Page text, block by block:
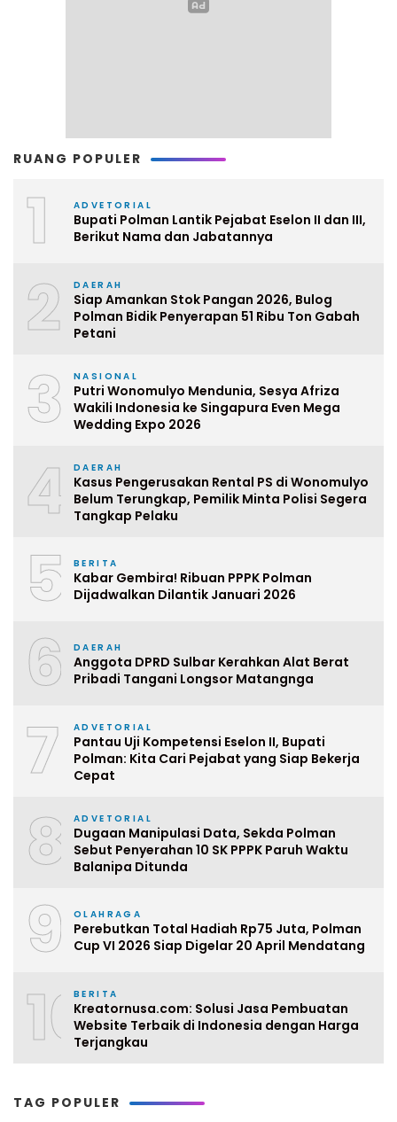
RUANG POPULER
1 ADVETORIAL
Bupati Polman Lantik Pejabat Eselon II dan III,
Berikut Nama dan Jabatannya
2 DAERAH
Siap Amankan Stok Pangan 2026, Bulog
Polman Bidik Penyerapan 51 Ribu Ton Gabah
Petani
3 NASIONAL
Putri Wonomulyo Mendunia, Sesya Afriza
Wakili Indonesia ke Singapura Even Mega
Wedding Expo 2026
4 DAERAH
Kasus Pengerusakan Rental PS di Wonomulyo
Belum Terungkap, Pemilik Minta Polisi Segera
Tangkap Pelaku
5 BERITA
Kabar Gembira! Ribuan PPPK Polman
Dijadwalkan Dilantik Januari 2026
6 DAERAH
Anggota DPRD Sulbar Kerahkan Alat Berat
Pribadi Tangani Longsor Matangnga
7 ADVETORIAL
Pantau Uji Kompetensi Eselon II, Bupati
Polman: Kita Cari Pejabat yang Siap Bekerja
Cepat
8 ADVETORIAL
Dugaan Manipulasi Data, Sekda Polman
Sebut Penyerahan 10 SK PPPK Paruh Waktu
Balanipa Ditunda
9 OLAHRAGA
Perebutkan Total Hadiah Rp75 Juta, Polman
Cup VI 2026 Siap Digelar 20 April Mendatang
10BERITA
Kreatornusa.com: Solusi Jasa Pembuatan
Website Terbaik di Indonesia dengan Harga
Terjangkau
TAG POPULER